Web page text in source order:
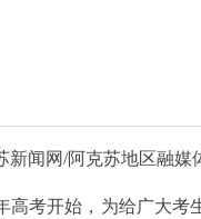
闻网/阿克苏地区融媒
考开始，为给广大考生